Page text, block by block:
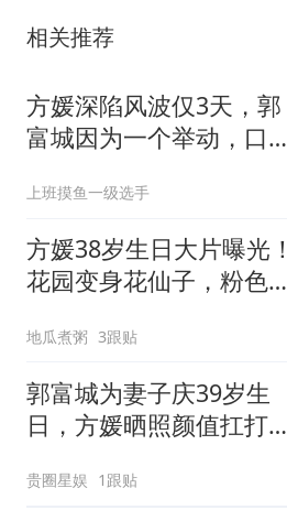
相关推荐
方媛深陷风波仅3天，郭
富城因为一个举动，口碑
上班摸鱼一级选手
方媛38岁生日大片曝光！
花园变身花仙子，粉色花
地瓜煮粥 3跟贴
郭富城为妻子庆39岁生
日，方媛晒照颜值扛打，
贵圈星娱 1跟贴